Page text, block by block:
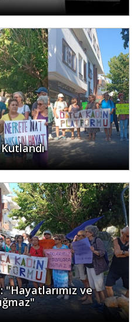
ve